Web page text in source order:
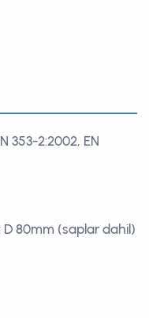
353-2:2002, EN
D 80mm (saplar dahil)